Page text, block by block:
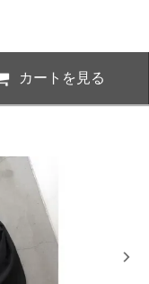
カートを見る